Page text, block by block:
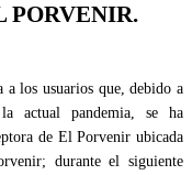
PORVENIR.
los usuarios que, debido a
actual pandemia, se ha
de El Porvenir ubicada
durante el siguiente